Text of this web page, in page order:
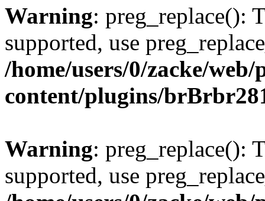
Warning: preg_replace():
supported, use
/home/users/0/zacke/
content/plugins/
Warning: preg_replace():
supported, use